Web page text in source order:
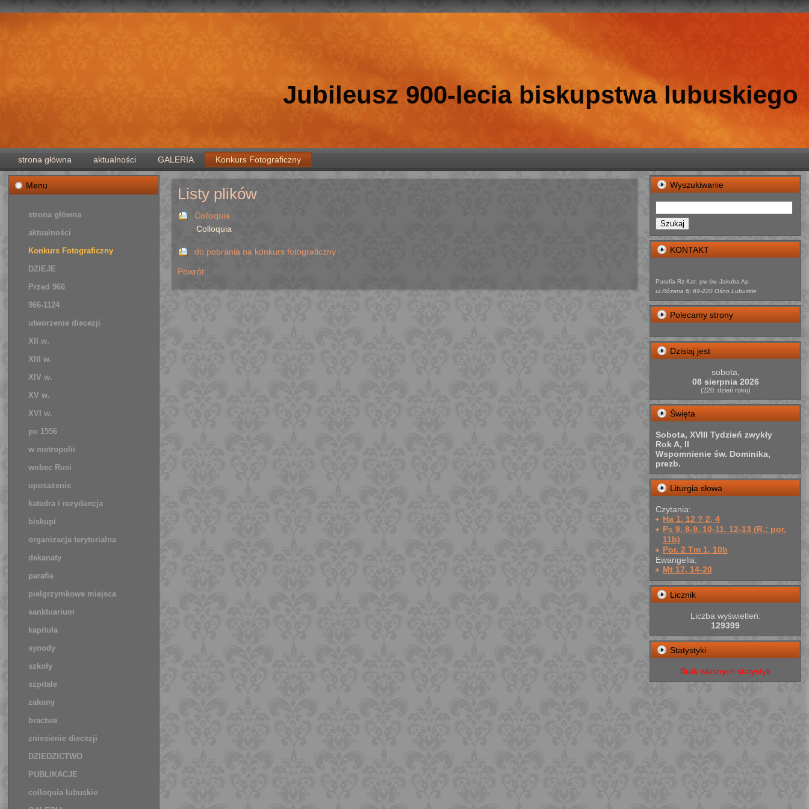
Jubileusz 900-lecia biskupstwa lubuskiego
strona główna aktualności GALERIA Konkurs Fotograficzny
Menu
strona główna
aktualności
Konkurs Fotograficzny
DZIEJE
Przed 966
966-1124
utworzenie diecezji
XII w.
XIII w.
XIV w.
XV w.
XVI w.
po 1556
w metropolii
wobec Rusi
uposażenie
katedra i rezydencja
biskupi
organizacja terytorialna
dekanaty
parafie
pielgrzymkowe miejsca
sanktuarium
kapituła
synody
szkoły
szpitale
zakony
bractwa
zniesienie diecezji
DZIEDZICTWO
PUBLIKACJE
colloquia lubuskie
Listy plików
Colloquia
Colloquia
do pobrania na konkurs fotograficzny
Powrót
Wyszukiwanie
Szukaj
KONTAKT
Parafia Rz-Kat. pw św. Jakuba Ap.
ul.Różana 6; 69-220 Ośno Lubuskie
Polecamy strony
Dzisiaj jest
sobota,
08 sierpnia 2026
(220. dzień roku)
Święta
Sobota, XVIII Tydzień zwykły
Rok A, II
Wspomnienie św. Dominika,
prezb.
Liturgia słowa
Czytania:
Ha 1, 12 ? 2, 4
Ps 9, 8-9. 10-11. 12-13 (R.: por.
11b)
Por. 2 Tm 1, 10b
Ewangelia:
Mt 17, 14-20
Licznik
Liczba wyświetleń:
129399
Statystyki
Brak własnych statystyk